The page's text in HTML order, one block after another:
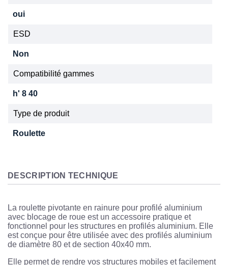
oui
ESD
Non
Compatibilité gammes
h' 8 40
Type de produit
Roulette
DESCRIPTION TECHNIQUE
La roulette pivotante en rainure pour profilé aluminium
avec blocage de roue est un accessoire pratique et
fonctionnel pour les structures en profilés aluminium. Elle
est conçue pour être utilisée avec des profilés aluminium
de diamètre 80 et de section 40x40 mm.
Elle permet de rendre vos structures mobiles et facilement